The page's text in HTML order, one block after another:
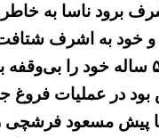
برود ناسا به
و خود به اشرف
مسعود فرشچی ۴۳ سال از
بود در عملیات فروغ
پیش مسعود فرشچی